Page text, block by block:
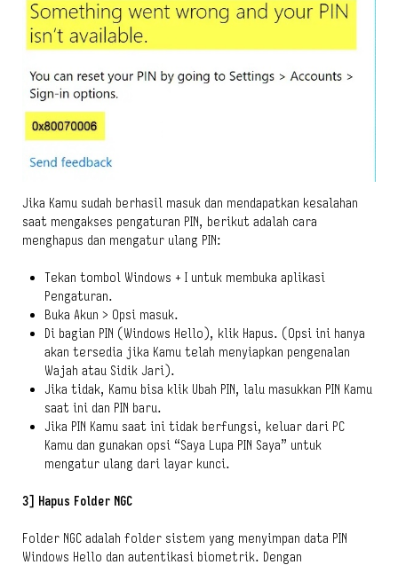
Jika Kamu sudah berhasil masuk dan mendapatkan kesalahan
saat mengakses pengaturan PIN, berikut adalah cara
menghapus dan mengatur ulang PIN:
Tekan tombol Windows + I untuk membuka aplikasi
Pengaturan.
Buka Akun > Opsi masuk.
Di bagian PIN (Windows Hello), klik Hapus. (Opsi ini hanya
akan tersedia jika Kamu telah menyiapkan pengenalan
Wajah atau Sidik Jari).
Jika tidak, Kamu bisa klik Ubah PIN, lalu masukkan PIN Kamu
saat ini dan PIN baru.
Jika PIN Kamu saat ini tidak berfungsi, keluar dari PC
Kamu dan gunakan opsi “Saya Lupa PIN Saya” untuk
mengatur ulang dari layar kunci.
3] Hapus Folder NGC
Folder NGC adalah folder sistem yang menyimpan data PIN
Windows Hello dan autentikasi biometrik. Dengan